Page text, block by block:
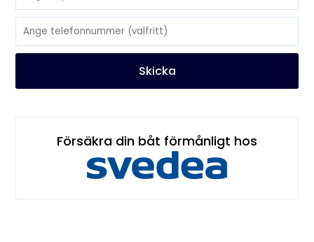
Skicka
Försäkra din båt förmånligt hos